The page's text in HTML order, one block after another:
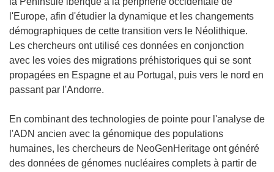
l'Europe, afin d'étudier la dynamique et les changements
démographiques de cette transition vers le Néolithique.
Les chercheurs ont utilisé ces données en conjonction
avec les voies des migrations préhistoriques qui se sont
propagées en Espagne et au Portugal, puis vers le nord en
passant par l'Andorre.
En combinant des technologies de pointe pour l'analyse de
l'ADN ancien avec la génomique des populations
humaines, les chercheurs de NeoGenHeritage ont généré
des données de génomes nucléaires complets à partir de